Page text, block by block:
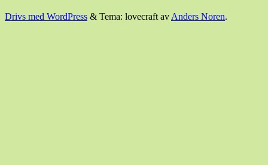
Drivs med WordPress & Tema: lovecraft av Anders Noren.